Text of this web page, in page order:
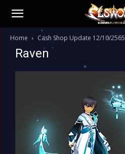
Home Cash Shop Update 12/10/2565
Raven